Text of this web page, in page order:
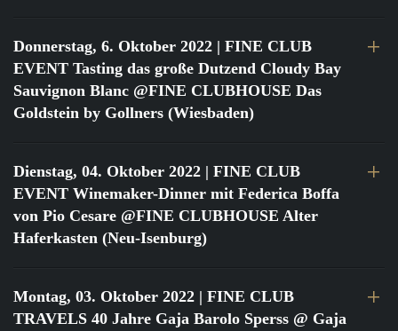
Donnerstag, 6. Oktober 2022 | FINE CLUB
EVENT Tasting das große Dutzend Cloudy Bay
Sauvignon Blanc @FINE CLUBHOUSE Das
Goldstein by Gollners (Wiesbaden)
Dienstag, 04. Oktober 2022 | FINE CLUB
EVENT Winemaker-Dinner mit Federica Boffa
von Pio Cesare @FINE CLUBHOUSE Alter
Haferkasten (Neu-Isenburg)
Montag, 03. Oktober 2022 | FINE CLUB
TRAVELS 40 Jahre Gaja Barolo Sperss @ Gaja